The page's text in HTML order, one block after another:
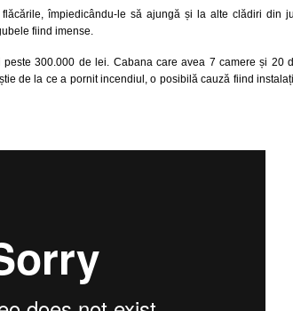
împiedicându-le să ajungă și la alte clădiri din
fiind imense.
300.000 de lei. Cabana care avea 7 camere și 20
de la ce a pornit incendiul, o posibilă cauză fiind